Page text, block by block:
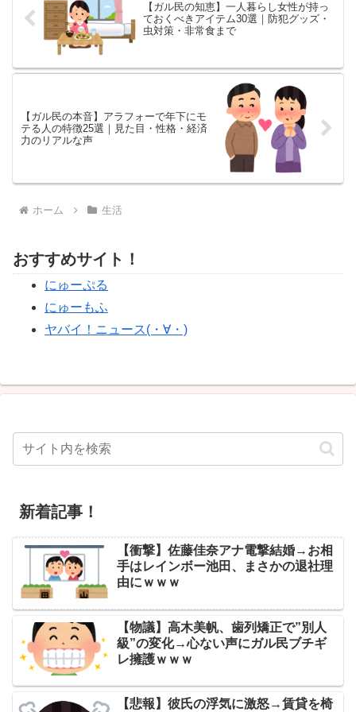
【ガル民の知恵】一人暮らし女性が持っ
ておくべきアイテム30選｜防犯グッズ・
虫対策・非常食まで
【ガル民の本音】アラフォーで年下にモ
テる人の特徴25選｜見た目・性格・経済
力のリアルな声
ホーム 生活
おすすめサイト！
にゅーぷる
にゅーもふ
ヤバイ！ニュース(・∀・)
新着記事！
【衝撃】佐藤佳奈アナ電撃結婚→お相
手はレインボー池田、まさかの退社理
由にｗｗｗ
【物議】高木美帆、歯列矯正で”別人
級”の変化→心ない声にガル民ブチギ
レ擁護ｗｗｗ
【悲報】彼氏の浮気に激怒→賃貸を椅